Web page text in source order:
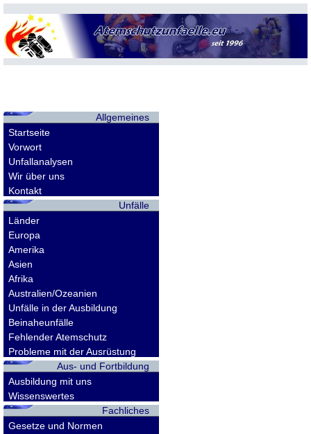
Allgemeines
Startseite
Vorwort
Unfallanalysen
Wir über uns
Kontakt
Unfälle
Länder
Europa
Amerika
Asien
Afrika
Australien/Ozeanien
Unfälle in der Ausbildung
Beinaheunfälle
Fehlender Atemschutz
Probleme mit der Ausrüstung
Aus- und Fortbildung
Ausbildung mit uns
Wissenswertes
Fachliches
Gesetze und Normen